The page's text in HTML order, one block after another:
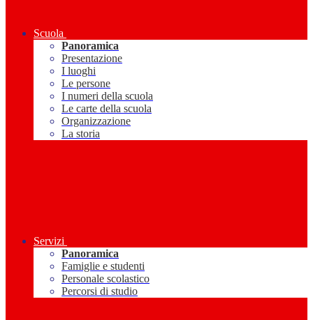
Scuola
Panoramica
Presentazione
I luoghi
Le persone
I numeri della scuola
Le carte della scuola
Organizzazione
La storia
Servizi
Panoramica
Famiglie e studenti
Personale scolastico
Percorsi di studio